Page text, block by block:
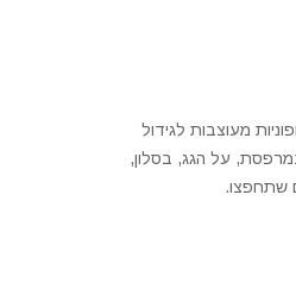
מעוצבות לגידול
על הגג, בסלון,
שתחפצו.